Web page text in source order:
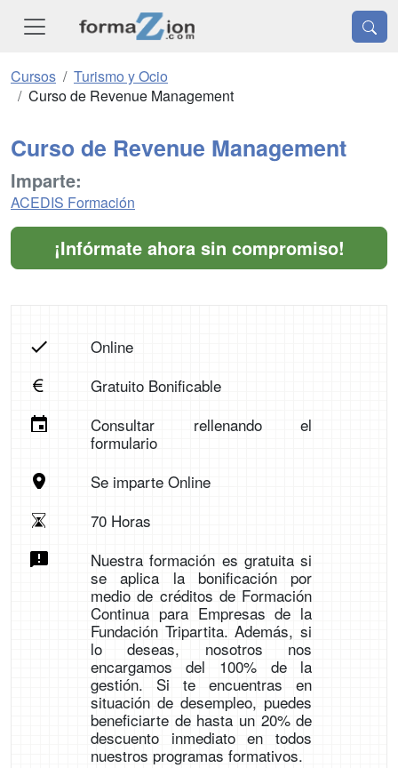
Cursos
Turismo y Ocio
Curso de Revenue Management
Curso de Revenue Management
Imparte:
ACEDIS Formación
¡Infórmate ahora sin compromiso!
Online
Gratuito Bonificable
Consultar rellenando el
formulario
Se imparte Online
70 Horas
Nuestra formación es gratuita si
se aplica la bonificación por
medio de créditos de Formación
Continua para Empresas de la
Fundación Tripartita. Además, si
lo deseas, nosotros nos
encargamos del 100% de la
gestión. Si te encuentras en
situación de desempleo, puedes
beneficiarte de hasta un 20% de
descuento inmediato en todos
nuestros programas formativos.